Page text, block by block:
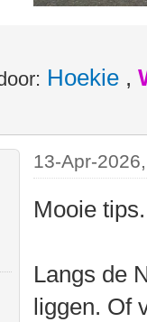
Hoekie ,
13-Apr-
Mooie tips.
Langs de
liggen. Of